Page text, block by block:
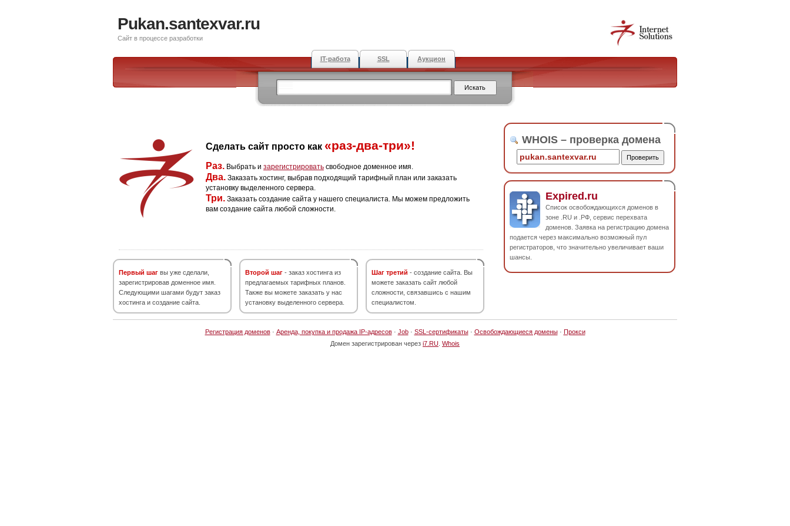
Pukan.santexvar.ru
Сайт в процессе разработки
IT-работа SSL Аукцион
Сделать сайт просто как «раз-два-три»!
Раз. Выбрать и зарегистрировать свободное доменное имя.
Два. Заказать хостинг, выбрав подходящий тарифный план или заказать
установку выделенного сервера.
Три. Заказать создание сайта у нашего специалиста. Мы можем предложить
вам создание сайта любой сложности.
Первый шаг вы уже сделали,
зарегистрировав доменное имя.
Следующими шагами будут заказ
хостинга и создание сайта.
Второй шаг - заказ хостинга из
предлагаемых тарифных планов.
Также вы можете заказать у нас
установку выделенного сервера.
Шаг третий - создание сайта. Вы
можете заказать сайт любой
сложности, связавшись с нашим
специалистом.
WHOIS – проверка домена
Expired.ru
Список освобождающихся доменов в
зоне .RU и .РФ, сервис перехвата
доменов. Заявка на регистрацию домена
подается через максимально возможный пул
регистраторов, что значительно увеличивает ваши
шансы.
Регистрация доменов· Аренда, покупка и продажа IP-адресов· Job· SSL-сертификаты· Освобождающиеся домены· Прокси
Домен зарегистрирован через i7.RU Whois